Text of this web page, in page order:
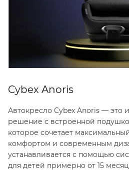
Cybex Anoris
Автокресло Cybex Anoris — это
решение с встроенной
которое сочетает
комфортом и современным
устанавливается с помощью
для детей примерно от 15